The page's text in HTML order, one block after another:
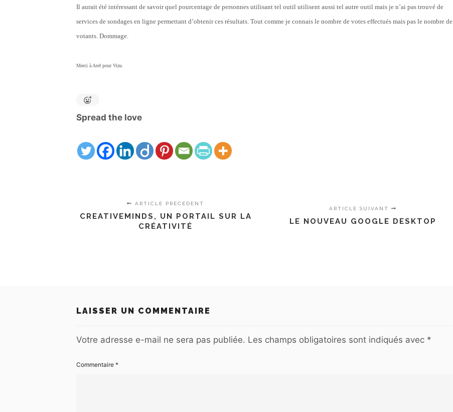
Il aurait été intéressant de savoir quel pourcentage de personnes utilisant tel outil utilisent aussi tel autre outil mais je n’ai pas trouvé de
services de sondages en ligne permettant d’obtenir ces résultats. Tout comme je connais le nombre de votes effectués mais pas le nombre de
votants. Dommage.
Merci à Aref pour Vizu.
Spread the love
ARTICLE PRÉCÉDENT
CREATIVEMINDS, UN PORTAIL SUR LA
CRÉATIVITÉ
ARTICLE SUIVANT
LE NOUVEAU GOOGLE DESKTOP
LAISSER UN COMMENTAIRE
Votre adresse e-mail ne sera pas publiée. Les champs obligatoires sont indiqués avec *
Commentaire *